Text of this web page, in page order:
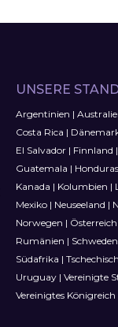
UNSERE
Argentinien |
Costa Rica |
El Salvador| Finnland |
Guatemala | Honduras
Kanada | Kolumbien |
Mexiko| Neuseeland |
Norwegen | Österreich
Rumänien | Schweden
Südafrika |
Uruguay| Vereinigte
Vereinigtes Königreich